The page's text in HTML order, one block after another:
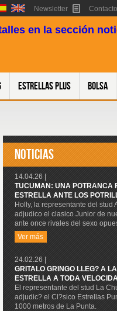
Newsletter Contacto
en la sección
Estrellas Plus Bolsa
NOTICIAS
14.04.26 |
TUCUMAN: UNA POTRANCA
ESTRELLA ANTE LOS
Holly, la representante del stud
adjudico el clasico Junior de
ante once rivales del sexo
Ver más
24.02.26 |
GRITALO GRINGO LLEG? A
ESTRELLA A TODA
El representante del stud La
adjudic? el Cl?sico Estrellas
1000 metros de La Punta.